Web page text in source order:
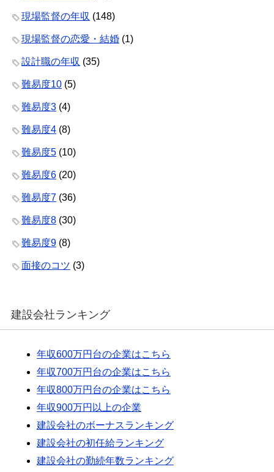
現場監督の年収 (148)
現場監督の恋愛・結婚 (1)
設計職の年収 (35)
難易度10 (5)
難易度3 (4)
難易度4 (8)
難易度5 (10)
難易度6 (20)
難易度7 (36)
難易度8 (30)
難易度9 (8)
面接のコツ (3)
建設会社ランキング
年収600万円台の企業はこちら
年収700万円台の企業はこちら
年収800万円台の企業はこちら
年収900万円以上の企業
建設会社のボーナスランキング
建設会社の初任給ランキング
建設会社の勤続年数ランキング